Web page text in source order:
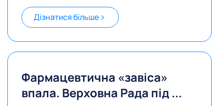
Дізнатися більше
Фармацевтична «завіса»
впала. Верховна Рада під ...